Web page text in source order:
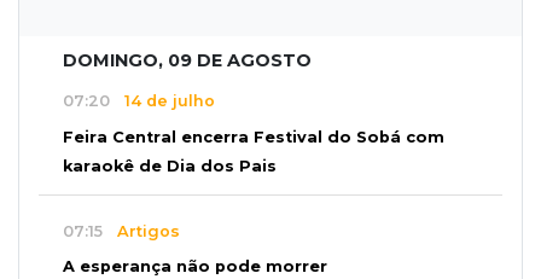
DOMINGO, 09 DE AGOSTO
07:20 14 de julho
Feira Central encerra Festival do Sobá com
karaokê de Dia dos Pais
07:15 Artigos
A esperança não pode morrer